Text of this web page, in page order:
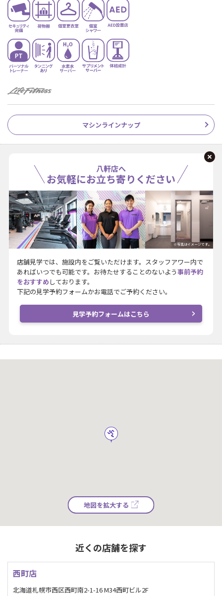
マシンラインナップ
八軒店へ
お気軽にお立ち寄りください
※写真はイメージです。
店舗見学では、施設内をご覧いただけます。スタッフアワー内で
あればいつでも可能です。お待たせすることのないよう事前予約
をおすすめ しております。
下記の見学予約フォームかお電話でご予約ください。
見学予約フォームはこちら
地図を拡大する
近くの店舗を探す
西町店
北海道札幌市西区西町南2-1-16 M34西町ビル2F